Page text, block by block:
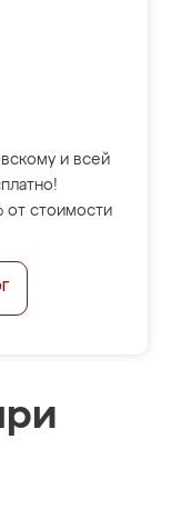
и всей
от стоимости